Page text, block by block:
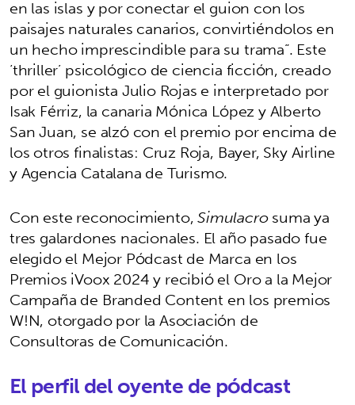
en las islas y por conectar el guion con los
paisajes naturales canarios, convirtiéndolos en
un hecho imprescindible para su trama”. Este
‘thriller’ psicológico de ciencia ficción, creado
por el guionista Julio Rojas e interpretado por
Isak Férriz, la canaria Mónica López y Alberto
San Juan, se alzó con el premio por encima de
los otros finalistas: Cruz Roja, Bayer, Sky Airline
y Agencia Catalana de Turismo.
Con este reconocimiento,Simulacrosuma ya
tres galardones nacionales. El año pasado fue
elegido el Mejor Pódcast de Marca en los
Premios iVoox 2024 y recibió el Oro a la Mejor
Campaña de Branded Content en los premios
W!N, otorgado por la Asociación de
Consultoras de Comunicación.
El perfil del oyente de pódcast